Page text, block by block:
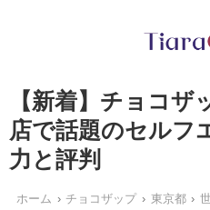
【新着】チョコザ
店で話題のセルフ
力と評判
ホーム チョコザップ 東京都